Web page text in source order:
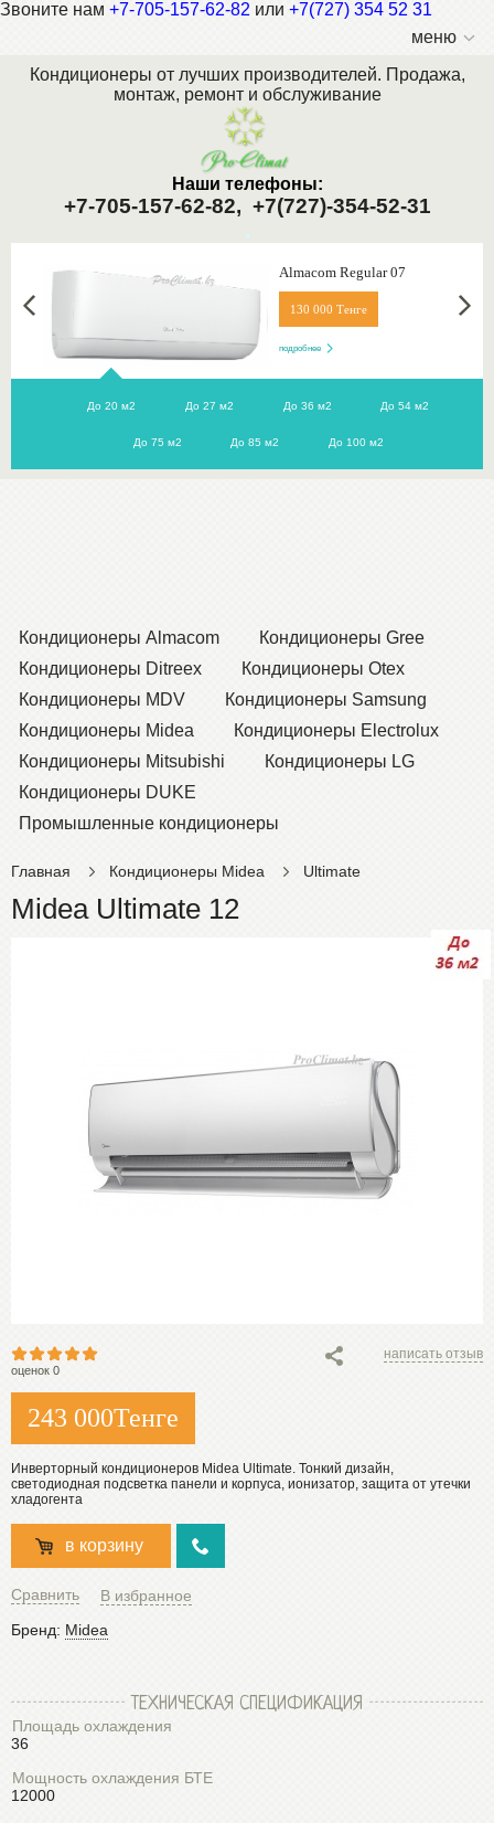
Звоните нам +7-705-157-62-82 или +7(727) 354 52 31
меню
Кондиционеры от лучших производителей. Продажа,
монтаж, ремонт и обслуживание
Наши телефоны:
+7-705-157-62-82, +7(727)-354-52-31
.
Almacom Regular 07
130 000 Тенге
подробнее
До 20 м2 До 27 м2 До 36 м2 До 54 м2
До 75 м2 До 85 м2 До 100 м2
Кондиционеры Almacom
Кондиционеры Gree
Кондиционеры Ditreex
Кондиционеры Otex
Кондиционеры MDV
Кондиционеры Samsung
Кондиционеры Midea
Кондиционеры Electrolux
Кондиционеры Mitsubishi
Кондиционеры LG
Кондиционеры DUKE
Промышленные кондиционеры
Главная Кондиционеры Midea Ultimate
Midea Ultimate 12
оценок 0
написать отзыв
243 000Тенге
Инверторный кондиционеров Midea Ultimate. Тонкий дизайн,
светодиодная подсветка панели и корпуса, ионизатор, защита от утечки
хладогента
в корзину
Сравнить
В избранное
Бренд: Midea
ТЕХНИЧЕСКАЯ СПЕЦИФИКАЦИЯ
Площадь охлаждения
36
Мощность охлаждения БТЕ
12000